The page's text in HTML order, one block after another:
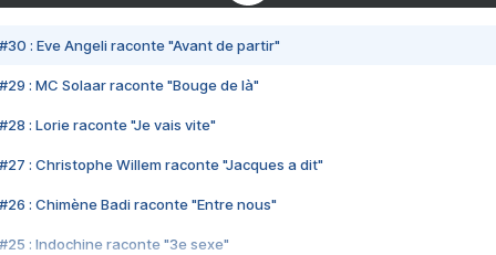
#30 : Eve Angeli raconte "Avant de partir"
#29 : MC Solaar raconte "Bouge de là"
#28 : Lorie raconte "Je vais vite"
#27 : Christophe Willem raconte "Jacques a dit"
#26 : Chimène Badi raconte "Entre nous"
#25 : Indochine raconte "3e sexe"